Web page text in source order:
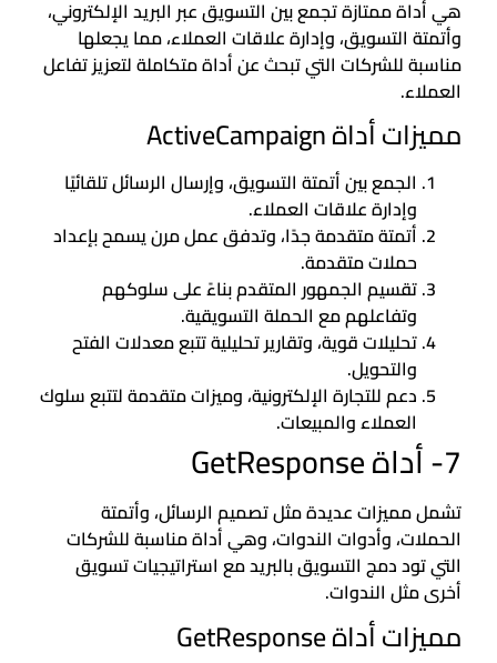
هي أداة ممتازة تجمع بين التسويق عبر البريد الإلكتروني،
وأتمتة التسويق، وإدارة علاقات العملاء، مما يجعلها
مناسبة للشركات التي تبحث عن أداة متكاملة لتعزيز تفاعل
العملاء.
مميزات أداة ActiveCampaign
الجمع بين أتمتة التسويق، وإرسال الرسائل تلقائيًا
وإدارة علاقات العملاء.
أتمتة متقدمة جدًا، وتدفق عمل مرن يسمح بإعداد
حملات متقدمة.
تقسيم الجمهور المتقدم بناءً على سلوكهم
وتفاعلهم مع الحملة التسويقية.
تحليلات قوية، وتقارير تحليلية تتبع معدلات الفتح
والتحويل.
دعم للتجارة الإلكترونية، وميزات متقدمة لتتبع سلوك
العملاء والمبيعات.
7- أداة GetResponse
تشمل مميزات عديدة مثل تصميم الرسائل، وأتمتة
الحملات، وأدوات الندوات، وهي أداة مناسبة للشركات
التي تود دمج التسويق بالبريد مع استراتيجيات تسويق
أخرى مثل الندوات.
مميزات أداة GetResponse